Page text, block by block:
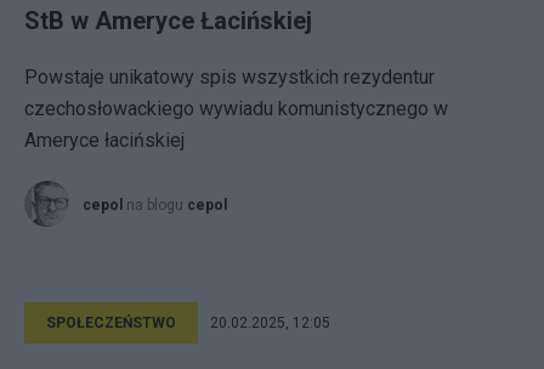
StB w Ameryce Łacińskiej
Powstaje unikatowy spis wszystkich rezydentur
czechosłowackiego wywiadu komunistycznego w
Ameryce łacińskiej
cepol na blogu cepol
SPOŁECZEŃSTWO 20.02.2025, 12:05